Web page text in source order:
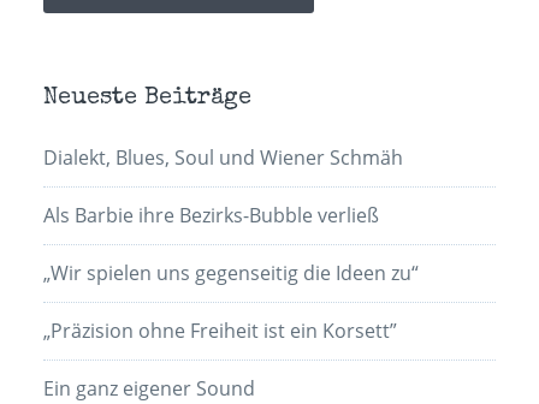
Neueste Beiträge
Dialekt, Blues, Soul und Wiener Schmäh
Als Barbie ihre Bezirks-Bubble verließ
„Wir spielen uns gegenseitig die Ideen zu“
„Präzision ohne Freiheit ist ein Korsett”
Ein ganz eigener Sound